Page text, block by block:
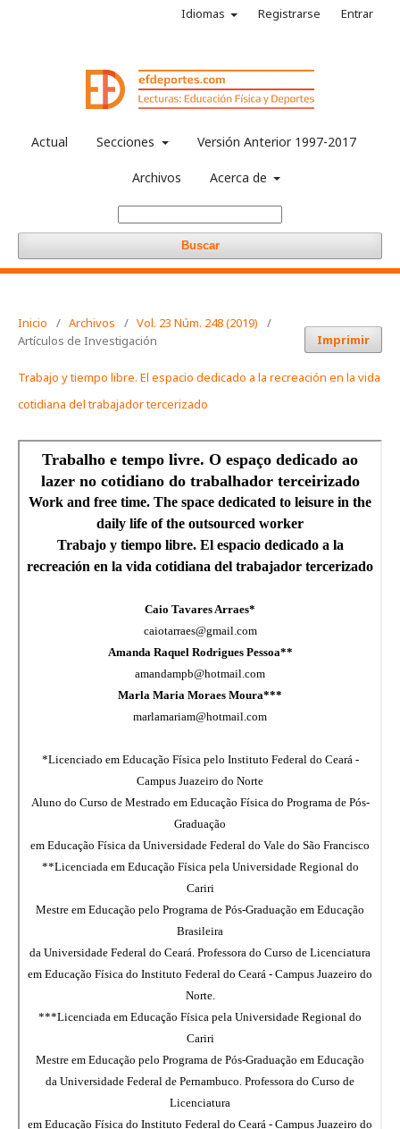
Actual Secciones Versión Anterior 1997-2017
Archivos Acerca de
Buscar
Idiomas Registrarse Entrar
Inicio / Archivos / Vol. 23 Núm. 248 (2019)
/
Artículos de Investigación
Imprimir
Trabajo y tiempo libre. El espacio dedicado a la recreación en la vida
cotidiana del trabajador tercerizado